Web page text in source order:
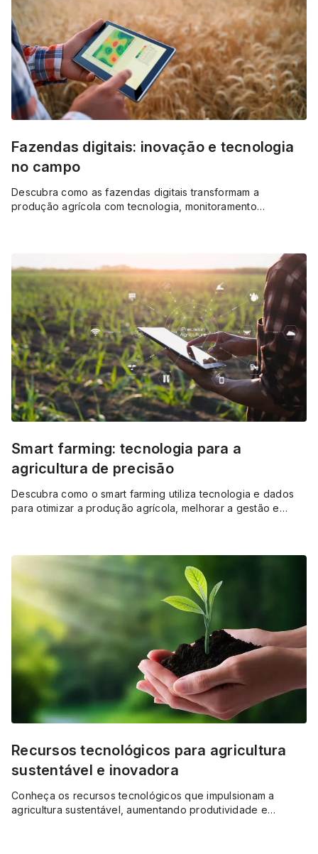
Fazendas digitais: inovação e tecnologia
no campo
Descubra como as fazendas digitais transformam a
produção agrícola com tecnologia, monitoramento
Smart farming: tecnologia para a
agricultura de precisão
Descubra como o smart farming utiliza tecnologia e dados
para otimizar a produção agrícola, melhorar a gestão e
Recursos tecnológicos para agricultura
sustentável e inovadora
Conheça os recursos tecnológicos que impulsionam a
agricultura sustentável, aumentando produtividade e